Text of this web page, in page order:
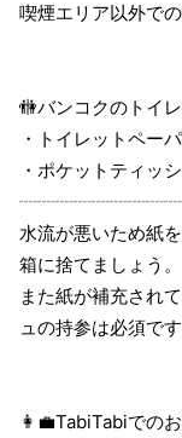
喫煙エリア以外で
🚻バンコクのトイ
・トイレットペー
・ポケットティッ
水流が悪いため紙
箱に捨てましょう。
また紙が補充され
ュの持参は必須です
👩‍💼TabiTabiでの